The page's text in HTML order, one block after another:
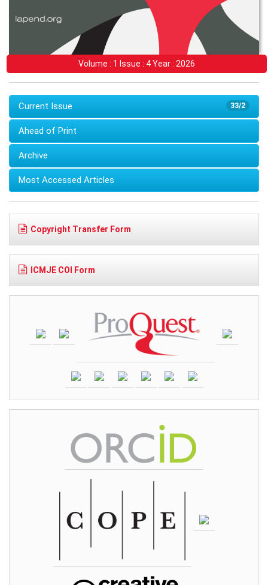
Volume : 1 Issue : 4 Year : 2026
33/2
Current Issue
Ahead of Print
Archive
Most Accessed Articles
Copyright Transfer Form
ICMJE COI Form